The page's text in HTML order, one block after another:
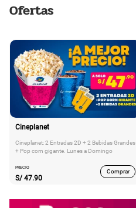
Ofertas
Cineplanet
Cineplanet: 2 Entradas 2D + 2 Bebidas Grandes
+ Pop corn gigante. Lunes a Domingo
PRECIO
S/ 47.90
Comprar